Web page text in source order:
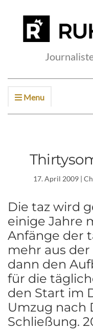
Menu
17. April 2009|
Die taz wird
einige Jahre
Anfänge der
mehr aus der
dann den
für die
den Start im
Umzug nach
Schließung.